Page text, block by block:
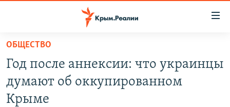
Вернуться
основному
содержанию
Вернутся
СПЕЦПРОЕКТЫ
ВОДА
ОБЩЕСТВО
Год после аннексии: что украинцы
думают об оккупированном
Крыме